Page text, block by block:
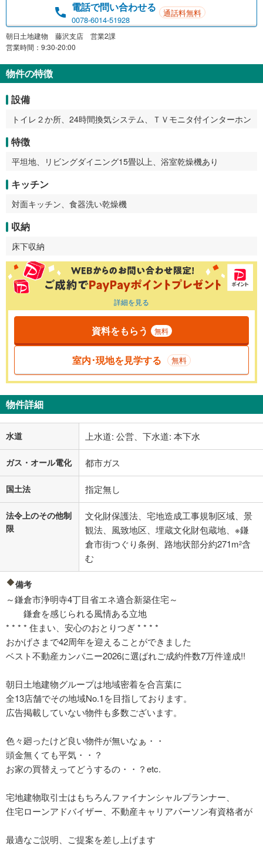
電話で問い合わせる
0078-6014-51928
通話料無料
朝日土地建物 藤沢支店 営業2課
営業時間：9:30-20:00
物件の特徴
設備
トイレ２か所、24時間換気システム、ＴＶモニタ付インターホン
特徴
平坦地、リビングダイニング15畳以上、浴室乾燥機あり
キッチン
対面キッチン、食器洗い乾燥機
収納
床下収納
詳細を見る
資料をもらう 無料
室内･現地を見学する 無料
物件詳細
水道 上水道: 公営、下水道: 本下水
ガス・オール電化 都市ガス
国土法 指定無し
法令上のその他制
限
文化財保護法、宅地造成工事規制区域、景
観法、風致地区、埋蔵文化財包蔵地、※鎌
倉市街つぐり条例、路地状部分約271m2含
む
備考
～鎌倉市浄明寺4丁目省エネ適合新築住宅～
鎌倉を感じられる風情ある立地
* * * * 住まい、安心のおとりつぎ * * * *
おかげさまで42周年を迎えることができました
ベスト不動産カンパニー2026に選ばれご成約件数7万件達成!!
朝日土地建物グループは地域密着を合言葉に
全13店舗でその地域No.1を目指しております。
広告掲載していない物件も多数ございます。
色々廻ったけど良い物件が無いなぁ・・
頭金無くても平気・・？
お家の買替えってどうするの・・？etc.
宅地建物取引士はもちろんファイナンシャルプランナー、
住宅ローンアドバイザー、不動産キャリアパーソン有資格者が
最適なご説明、ご提案を差し上げます